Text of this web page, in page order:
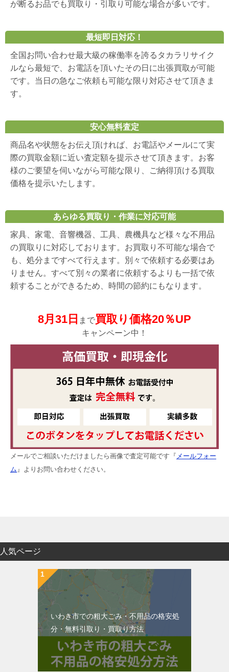
が断るお品でも買取り・引取り可能な場合が多いです。
最短即日対応！
全国お問い合わせ最大級の稼働率を誇るタカラリサイク
ルなら最短で、お電話を頂いたその日に出張買取が可能
です。当日の急なご依頼も可能な限り対応させて頂きま
す。
安心無料査定
商品名や状態をお伝え頂ければ、お電話やメールにて実
際の買取金額に近い査定額を提示させて頂きます。お客
様のご要望を伺いながら可能な限り、ご納得頂ける買取
価格を提示いたします。
あらゆる買取り・作業に対応可能
家具、家電、音響機器、工具、農機具など様々な不用品
の買取りに対応しております。お買取り不可能な場合で
も、処分まですべて行えます。別々で依頼する必要はあ
りません。すべて別々の業者に依頼するよりも一括で依
頼することができるため、時間の節約にもなります。
8月31日 まで買取り価格20％UP
キャンペーン中！
メールでご相談いただけましたら画像で査定可能です『 メールフォー
ム 』よりお問い合わせください。
人気ページ
いわき市での粗大ごみ・不用品の格安処
分・無料引取り・買取り方法